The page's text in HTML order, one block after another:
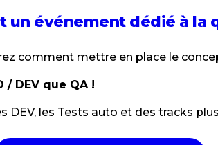
un événement dédié à
comment mettre en place le
/ DEV que QA !
les Tests auto et des tracks